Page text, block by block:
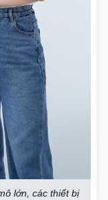
lớn, các thiết bị